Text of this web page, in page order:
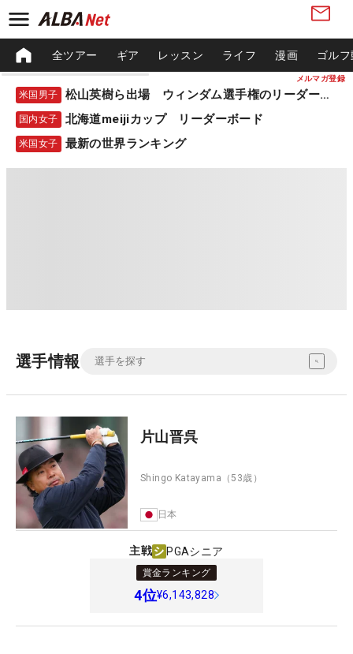
メルマガ登録
全ツアー ギア レッスン ライフ 漫画 ゴル
米国男子 松山英樹ら出場 ウィンダム選手権のリーダーボード
国内女子 北海道meijiカップ リーダーボード
米国女子 最新の世界ランキング
選手情報
片山晋呉
Shingo Katayama （53歳）
日本
主戦 PGAシニア
賞金ランキング
4位¥6,143,828